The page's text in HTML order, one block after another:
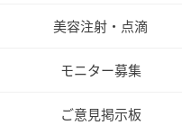
美容注射・点滴
モニター募集
ご意見掲示板